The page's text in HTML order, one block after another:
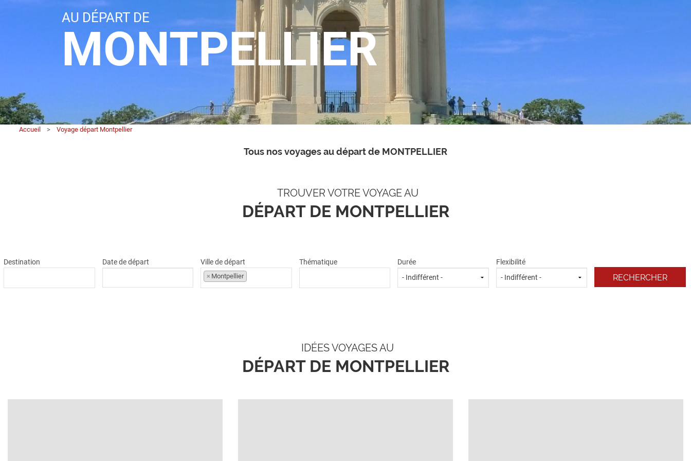
AU DÉPART DE
MONTPELLIER
Accueil > Voyage départ Montpellier
Tous nos voyages au départ de MONTPELLIER
TROUVER VOTRE VOYAGE AU
DÉPART DE MONTPELLIER
Destination Date de départ Ville de départ
× Montpellier
Thématique Durée Flexibilité
IDÉES VOYAGES AU
DÉPART DE MONTPELLIER